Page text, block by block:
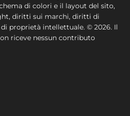
di colori e il layout del sito,
diritti sui marchi, diritti di
proprietà intellettuale. © 2026. Il
riceve nessun contributo